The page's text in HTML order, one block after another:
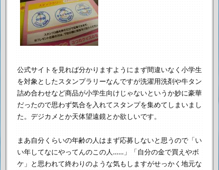
公式サイトを見れば分かりますようにまず間違いなく小学生
を対象としたスタンプラリーなんですが洗濯用洗剤や牛タン
詰め合わせなど商品が小学生向けじゃないというか妙に豪華
だったので思わず気合を入れてスタンプを集めてしまいまし
た。 デジカメとか天体望遠鏡とか欲しいです。
まあ自分くらいの年齢の人はまず応募しないと思うので 「い
い年してなにやってんのこの人……」「自分の金で買えやボ
ケ」 と思われて終わりのような気もしますがせっかく地元な